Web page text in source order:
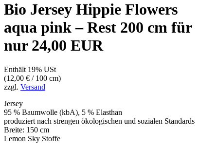
Bio Jersey Hippie Flowers
aqua pink – Rest 200 cm für
nur 24,00 EUR
Enthält 19% USt
(12,00 € / 100 cm)
zzgl. Versand
Jersey
95 % Baumwolle (kbA), 5 % Elasthan
produziert nach strengen ökologischen und sozialen Standards
Breite: 150 cm
Lemon Sky Stoffe